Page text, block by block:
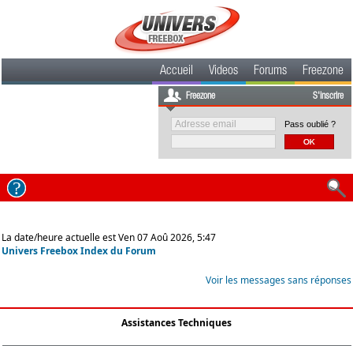
Accueil Videos Forums Freezone
Freezone S'inscrire
Pass oublié ?
La date/heure actuelle est Ven 07 Aoû 2026, 5:47
Univers Freebox Index du Forum
Voir les messages sans réponses
Assistances Techniques